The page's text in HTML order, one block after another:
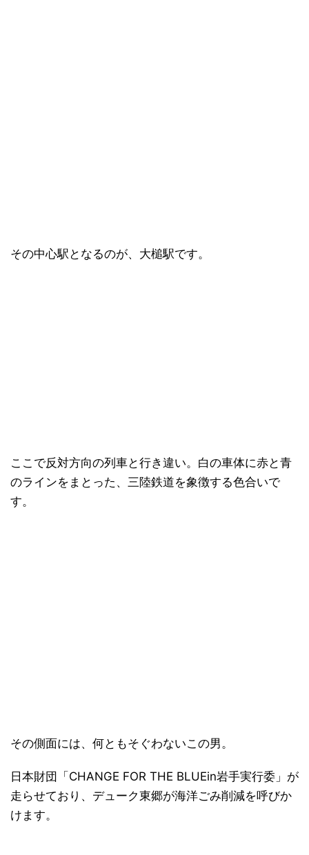
その中心駅となるのが、大槌駅です。
ここで反対方向の列車と行き違い。白の車体に赤と青
のラインをまとった、三陸鉄道を象徴する色合いで
す。
その側面には、何ともそぐわないこの男。
日本財団「CHANGE FOR THE BLUEin岩手実行委」が
走らせており、デューク東郷が海洋ごみ削減を呼びか
けます。